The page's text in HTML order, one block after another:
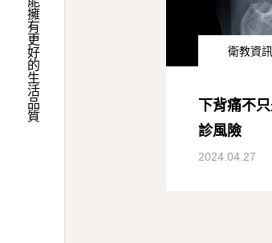
衛教資訊
下背痛不
診風險
2024.04.27